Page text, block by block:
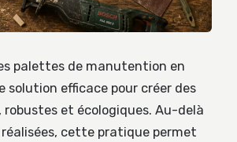
palettes de manutention en
solution efficace pour créer des
robustes et écologiques. Au-delà
réalisées, cette pratique permet